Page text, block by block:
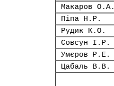
Макаров О.А.
Піпа Н.Р.
Рудик К.О.
Совсун І.Р.
Умєров Р.Е.
Цабаль В.В.